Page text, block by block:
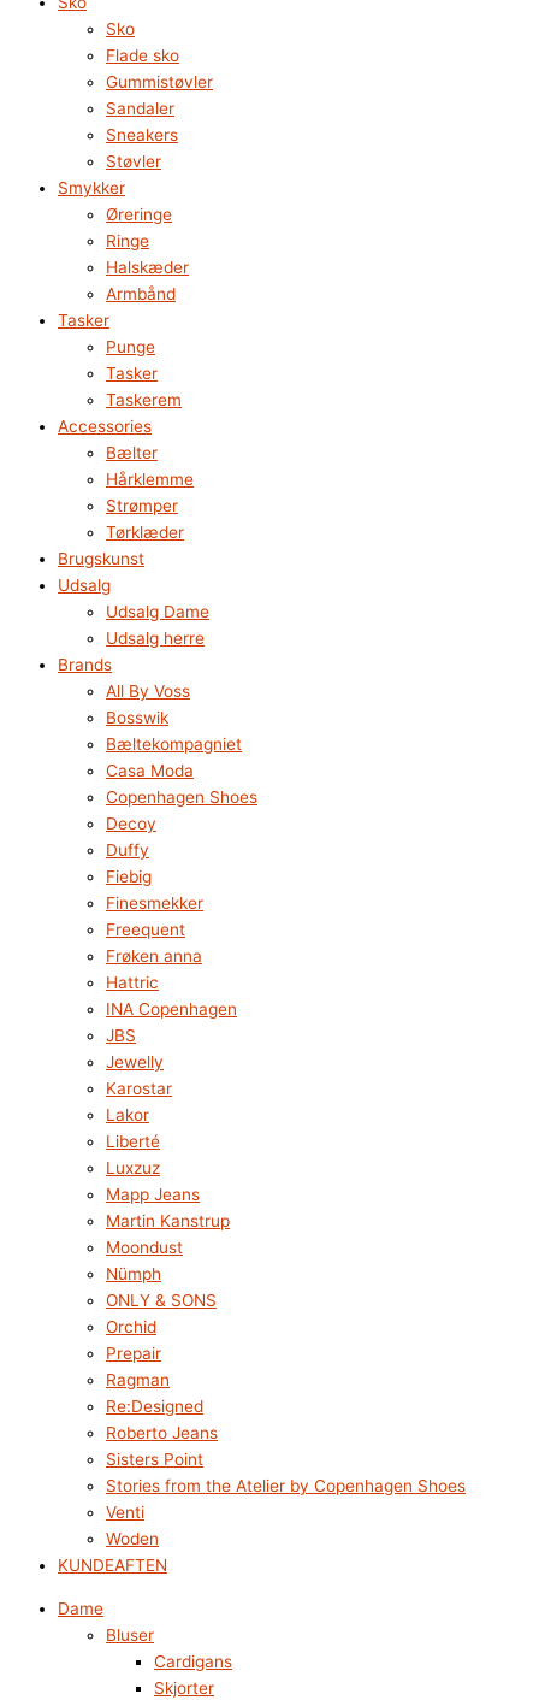
Sko
Flade sko
Gummistøvler
Sandaler
Sneakers
Støvler
Smykker
Øreringe
Ringe
Halskæder
Armbånd
Tasker
Punge
Tasker
Taskerem
Accessories
Bælter
Hårklemme
Strømper
Tørklæder
Brugskunst
Udsalg
Udsalg Dame
Udsalg herre
Brands
All By Voss
Bosswik
Bæltekompagniet
Casa Moda
Copenhagen Shoes
Decoy
Duffy
Fiebig
Finesmekker
Freequent
Frøken anna
Hattric
INA Copenhagen
JBS
Jewelly
Karostar
Lakor
Liberté
Luxzuz
Mapp Jeans
Martin Kanstrup
Moondust
Nümph
ONLY & SONS
Orchid
Prepair
Ragman
Re:Designed
Roberto Jeans
Sisters Point
Stories from the Atelier by Copenhagen Shoes
Venti
Woden
KUNDEAFTEN
Dame
Bluser
Cardigans
Skjorter